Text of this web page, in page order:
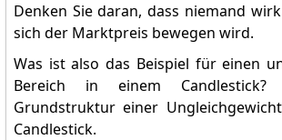
Denken Sie daran, dass niemand
sich der Marktpreis bewegen wird.
Was ist also das Beispiel für einen
Bereich in einem
Grundstruktur einer
Candlestick.